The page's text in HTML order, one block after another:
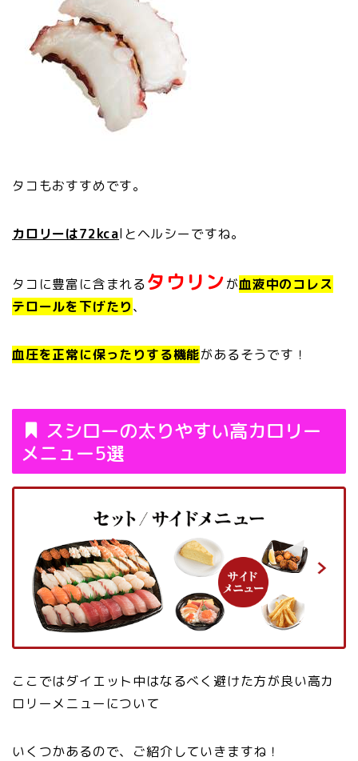
タコもおすすめです。
カロリーは72kcalとヘルシーですね。
タコに豊富に含まれるタウリンが血液中のコレス
テロールを下げたり、
血圧を正常に保ったりする機能があるそうです！
スシローの太りやすい高カロリー
メニュー5選
ここではダイエット中はなるべく避けた方が良い高カ
ロリーメニューについて
いくつかあるので、ご紹介していきますね！